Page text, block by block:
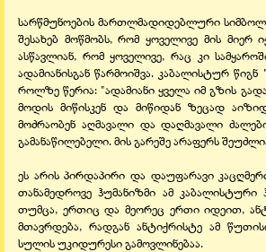
სარწმუნოების მართლმადიდებლური
შესახებ მოწმობს, რომ ყოველივე მის მიერ
ასწავლიან, რომ ყოველივე, რაც კი
ადამიანისგან წარმოიშვა. კაბალისტურ
როლზე წერია: "ადამიანი ყველა იმ გზის
მოდის მიწისკენ და მიწიდან ზეცად
მოძრაობენ აღმავალი და დაღმავალი
გამანაწილებელი. მის გარეშე არაფერს
ეს არის პირდაპირი და დაუფარავი
თანამედროვე ჰუმანიზმი ამ კაბალისტური
თუმცა, ერთიც და მეორეც ერთი იდეით,
მთავრდება, რადგან ანტიქრისტე ამ
სულის უკიდურესი გამოვლინებაა.